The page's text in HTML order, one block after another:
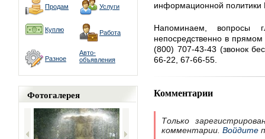
Продам Услуги
Куплю Работа
Разное
Авто-
объявления
Фотогалерея
информационной политики
Напоминаем, вопросы
непосредственно в
(800) 707-43-43 (звонок
66-22, 67-66-55.
Комментарии
Только
комментарии. Войдите